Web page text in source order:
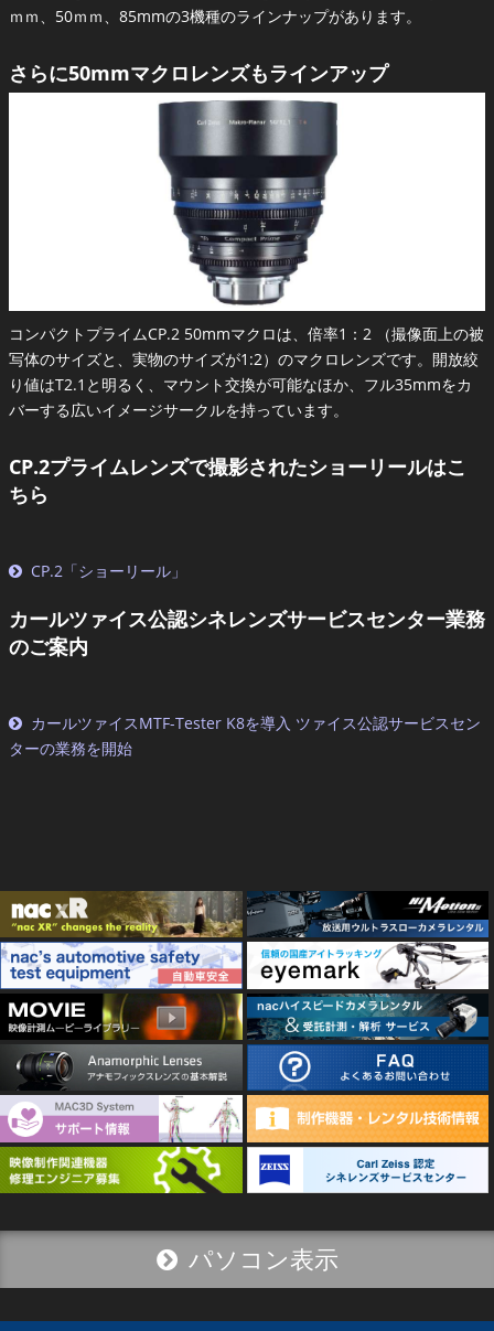
ｍｍ、50ｍｍ、85mmの3機種のラインナップがあります。
さらに50mmマクロレンズもラインアップ
コンパクトプライムCP.2 50mmマクロは、倍率1：2 （撮像面上の被
写体のサイズと、実物のサイズが1:2）のマクロレンズです。開放絞
り値はT2.1と明るく、マウント交換が可能なほか、フル35mmをカ
バーする広いイメージサークルを持っています。
CP.2プライムレンズで撮影されたショーリールはこ
ちら
CP.2「ショーリール」
カールツァイス公認シネレンズサービスセンター業務
のご案内
カールツァイスMTF-Tester K8を導入 ツァイス公認サービスセン
ターの業務を開始
パソコン表示